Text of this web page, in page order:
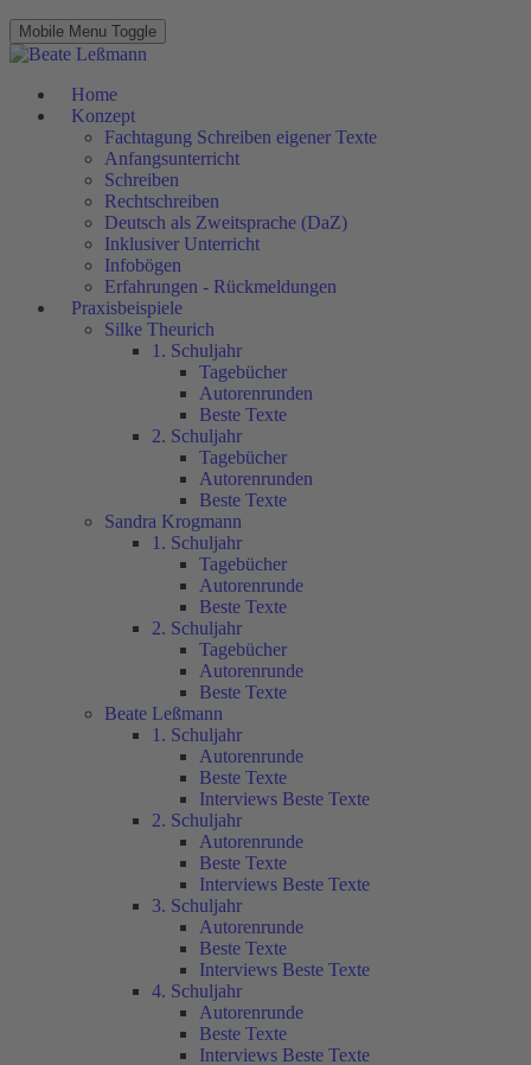
Mobile Menu Toggle
Home
Konzept
Fachtagung Schreiben eigener Texte
Anfangsunterricht
Schreiben
Rechtschreiben
Deutsch als Zweitsprache (DaZ)
Inklusiver Unterricht
Infobögen
Erfahrungen - Rückmeldungen
Praxisbeispiele
Silke Theurich
1. Schuljahr
Tagebücher
Autorenrunden
Beste Texte
2. Schuljahr
Tagebücher
Autorenrunden
Beste Texte
Sandra Krogmann
1. Schuljahr
Tagebücher
Autorenrunde
Beste Texte
2. Schuljahr
Tagebücher
Autorenrunde
Beste Texte
Beate Leßmann
1. Schuljahr
Autorenrunde
Beste Texte
Interviews Beste Texte
2. Schuljahr
Autorenrunde
Beste Texte
Interviews Beste Texte
3. Schuljahr
Autorenrunde
Beste Texte
Interviews Beste Texte
4. Schuljahr
Autorenrunde
Beste Texte
Interviews Beste Texte